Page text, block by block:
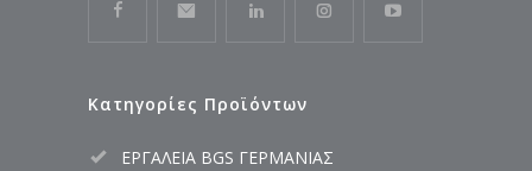
Κατηγορίες Προϊόντων
ΕΡΓΑΛΕΙΑ BGS ΓΕΡΜΑΝΙΑΣ